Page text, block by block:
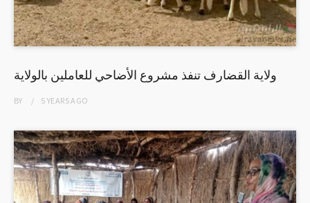
ولاية القضارف تنفذ مشروع الأضاحي للعاملين بالولاية
BY 5 YEARSAGO